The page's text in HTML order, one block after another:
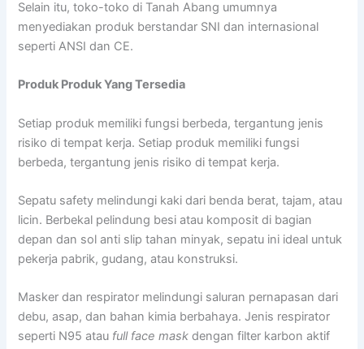
Selain itu, toko-toko di Tanah Abang umumnya
menyediakan produk berstandar SNI dan internasional
seperti ANSI dan CE.
Produk Produk Yang Tersedia
Setiap produk memiliki fungsi berbeda, tergantung jenis
risiko di tempat kerja. Setiap produk memiliki fungsi
berbeda, tergantung jenis risiko di tempat kerja.
Sepatu safety melindungi kaki dari benda berat, tajam, atau
licin. Berbekal pelindung besi atau komposit di bagian
depan dan sol anti slip tahan minyak, sepatu ini ideal untuk
pekerja pabrik, gudang, atau konstruksi.
Masker dan respirator melindungi saluran pernapasan dari
debu, asap, dan bahan kimia berbahaya. Jenis respirator
seperti N95 atau full face mask dengan filter karbon aktif